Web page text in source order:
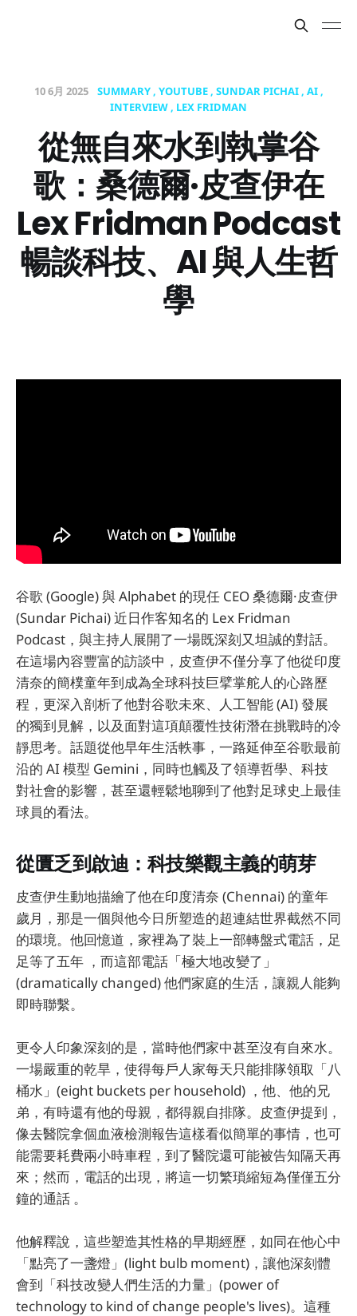
10 6月 2025 SUMMARY YOUTUBE SUNDAR PICHAI AI
INTERVIEW
LEX FRIDMAN
從無自來水到執掌谷
歌：桑德爾·皮查伊在
Lex Fridman Podcast
暢談科技、AI 與人生哲
學
谷歌 (Google) 與 Alphabet 的現任 CEO 桑德爾·皮查伊
(Sundar Pichai) 近日作客知名的 Lex Fridman
Podcast，與主持人展開了一場既深刻又坦誠的對話。
在這場內容豐富的訪談中，皮查伊不僅分享了他從印度
清奈的簡樸童年到成為全球科技巨擘掌舵人的心路歷
程，更深入剖析了他對谷歌未來、人工智能 (AI) 發展
的獨到見解，以及面對這項顛覆性技術潛在挑戰時的冷
靜思考。話題從他早年生活軼事，一路延伸至谷歌最前
沿的 AI 模型 Gemini，同時也觸及了領導哲學、科技
對社會的影響，甚至還輕鬆地聊到了他對足球史上最佳
球員的看法。
從匱乏到啟迪：科技樂觀主義的萌芽
皮查伊生動地描繪了他在印度清奈 (Chennai) 的童年
歲月，那是一個與他今日所塑造的超連結世界截然不同
的環境。他回憶道，家裡為了裝上一部轉盤式電話，足
足等了五年 ，而這部電話「極大地改變了」
(dramatically changed) 他們家庭的生活，讓親人能夠
即時聯繫。
更令人印象深刻的是，當時他們家中甚至沒有自來水。
一場嚴重的乾旱，使得每戶人家每天只能排隊領取「八
桶水」(eight buckets per household) ，他、他的兄
弟，有時還有他的母親，都得親自排隊。皮查伊提到，
像去醫院拿個血液檢測報告這樣看似簡單的事情，也可
能需要耗費兩小時車程，到了醫院還可能被告知隔天再
來；然而，電話的出現，將這一切繁瑣縮短為僅僅五分
鐘的通話 。
他解釋說，這些塑造其性格的早期經歷，如同在他心中
「點亮了一盞燈」(light bulb moment)，讓他深刻體
會到「科技改變人們生活的力量」(power of
technology to kind of change people's lives)。這種